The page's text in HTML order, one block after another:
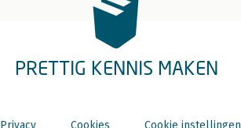
PRETTIG KENNIS MAKEN